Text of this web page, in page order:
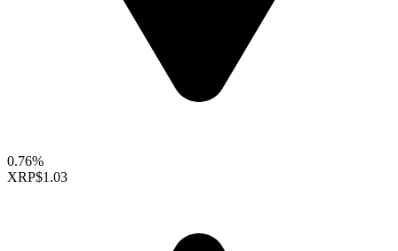
0.76%
XRP$1.03